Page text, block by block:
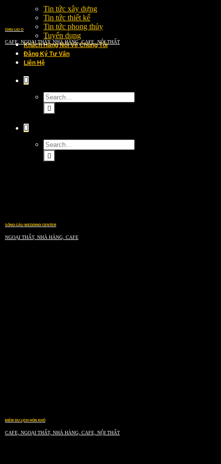
Tin tức xây dựng
Tin tức thiết kế
Tin tức phong thủy
Tuyển dụng
Khách Hàng Nói Về Chúng Tôi
Đăng Ký Tư Vấn
Liên Hệ
CHIU LIU COFFEE
CAFE, NGOẠI THẤT, NHÀ HÀNG, CAFE, NỘI THẤT
SÔNG CẦU WEDDING CENTER
NGOẠI THẤT, NHÀ HÀNG, CAFE
ĐIỂM DU LỊCH HÒN KHÔ
CAFE, NGOẠI THẤT, NHÀ HÀNG, CAFE, NỘI THẤT